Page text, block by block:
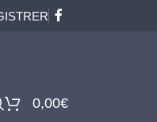
0,00€